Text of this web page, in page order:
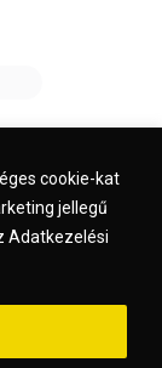
cookie-kat
jellegű
Adatkezelési